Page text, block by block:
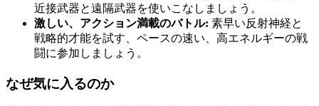
近接武器と遠隔武器を使いこなしましょう。
激しい、アクション満載のバトル: 素早い反射神経と
戦略的才能を試す、ペースの速い、高エネルギーの戦
闘に参加しましょう。
なぜ気に入るのか